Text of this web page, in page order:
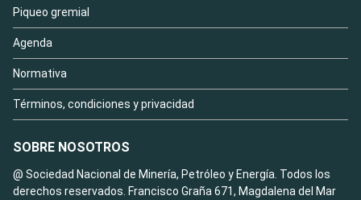
Piqueo gremial
Agenda
Normativa
Términos, condiciones y privacidad
SOBRE NOSOTROS
@ Sociedad Nacional de Minería, Petróleo y Energía. Todos los
derechos reservados. Francisco Graña 671, Magdalena del Mar